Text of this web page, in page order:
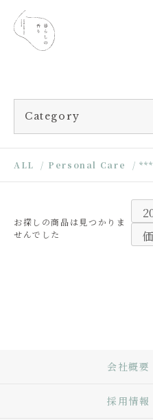
Category
ALL / Personal Care / ***
お探しの商品は見つかりま
せんでした
会社概要
採用情報